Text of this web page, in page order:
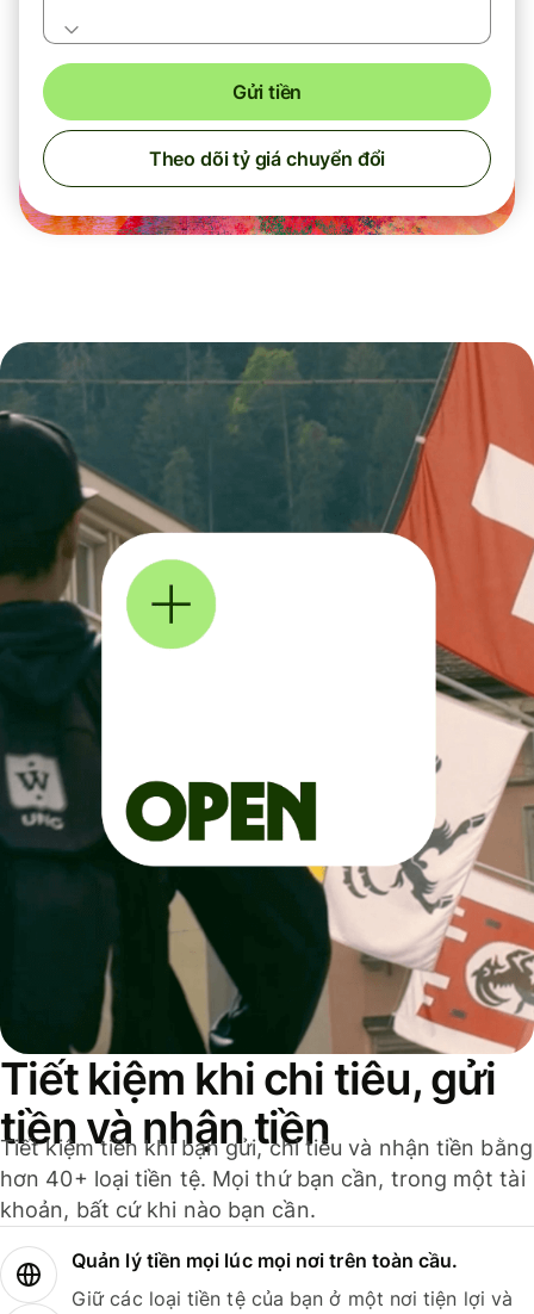
Gửi tiền
Theo dõi tỷ giá chuyển đổi
Tiết kiệm khi chi tiêu, gửi
tiền và nhận tiền
Tiết kiệm tiền khi bạn gửi, chi tiêu và nhận tiền bằng
hơn 40+ loại tiền tệ. Mọi thứ bạn cần, trong một tài
khoản, bất cứ khi nào bạn cần.
Quản lý tiền mọi lúc mọi nơi trên toàn cầu.
Giữ các loại tiền tệ của bạn ở một nơi tiện lợi và